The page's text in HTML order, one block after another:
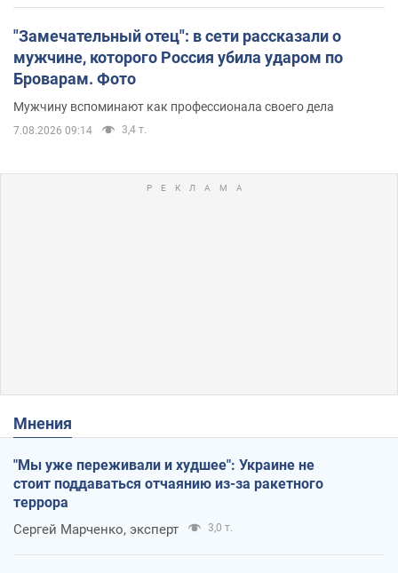
"Замечательный отец": в сети рассказали о
мужчине, которого Россия убила ударом по
Броварам. Фото
Мужчину вспоминают как профессионала своего дела
7.08.2026 09:14 3,4 т.
Мнения
"Мы уже переживали и худшее": Украине не
стоит поддаваться отчаянию из-за ракетного
террора
Сергей Марченко, эксперт 3,0 т.